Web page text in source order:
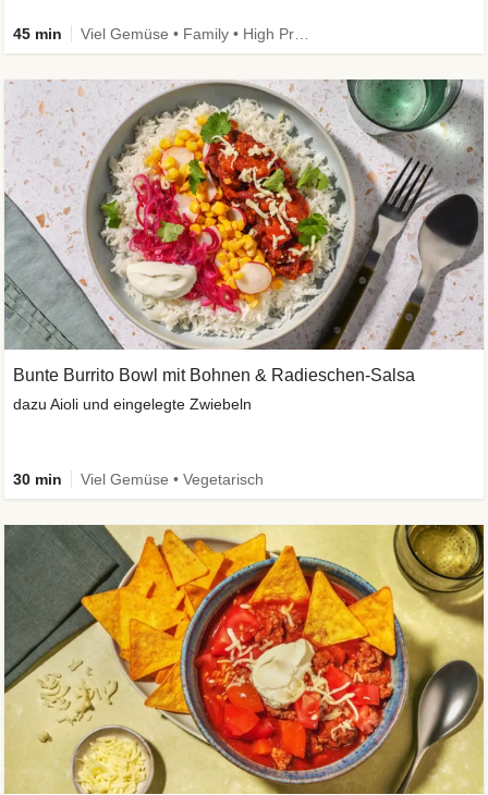
45 min
Bunte Burrito Bowl mit Bohnen & Radieschen-Salsa
dazu Aioli und eingelegte Zwiebeln
30 min Viel Gemüse • Vegetarisch